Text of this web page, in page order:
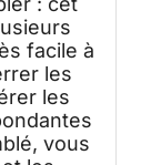
facile à
les
les
vous